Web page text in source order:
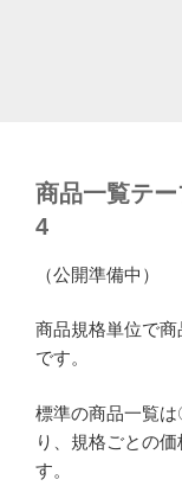
商品一覧テ
4
（公開準備中）
商品規格単位で
です。
標準の商品一覧
り、規格ごとの
す。